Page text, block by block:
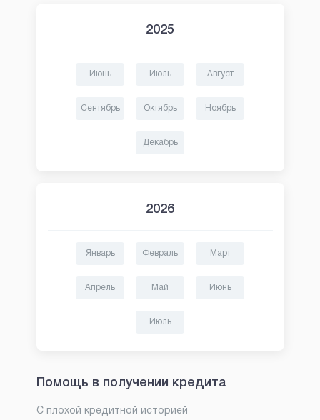
2025
Июнь Июль Август
Сентябрь Октябрь Ноябрь
Декабрь
2026
Январь Февраль Март
Апрель Май Июнь
Июль
Помощь в получении кредита
С плохой кредитной историей